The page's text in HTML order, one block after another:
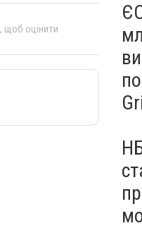
, щоб оцінити